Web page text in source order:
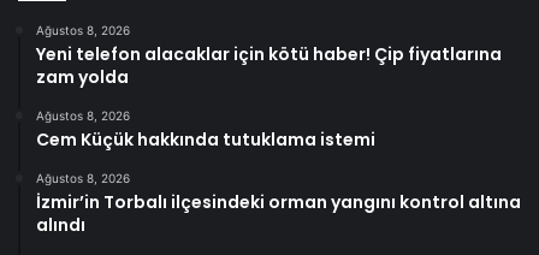
Ağustos 8, 2026
Yeni telefon alacaklar için kötü haber! Çip fiyatlarına
zam yolda
Ağustos 8, 2026
Cem Küçük hakkında tutuklama istemi
Ağustos 8, 2026
İzmir’in Torbalı ilçesindeki orman yangını kontrol altına
alındı